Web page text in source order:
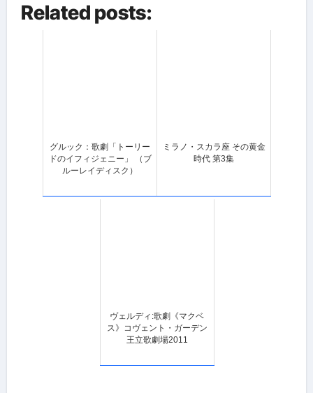
Related posts:
グルック：歌劇「トーリー
ドのイフィジェニー」 （ブ
ルーレイディスク）
ミラノ・スカラ座 その黄金
時代 第3集
ヴェルディ:歌劇《マクベ
ス》コヴェント・ガーデン
王立歌劇場2011